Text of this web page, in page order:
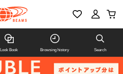
Look Book Browsing history Search